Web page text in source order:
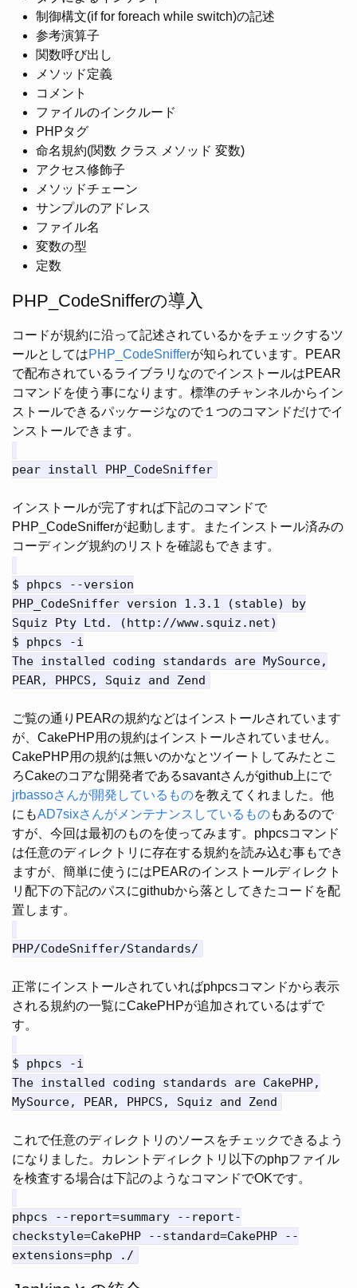
制御構文(if for foreach while switch)の記述
参考演算子
関数呼び出し
メソッド定義
コメント
ファイルのインクルード
PHPタグ
命名規約(関数 クラス メソッド 変数)
アクセス修飾子
メソッドチェーン
サンプルのアドレス
ファイル名
変数の型
定数
PHP_CodeSnifferの導入
コードが規約に沿って記述されているかをチェックするツ
ールとしてはPHP_CodeSnifferが知られています。PEAR
で配布されているライブラリなのでインストールはPEAR
コマンドを使う事になります。標準のチャンネルからイン
ストールできるパッケージなので１つのコマンドだけでイ
ンストールできます。
pear install PHP_CodeSniffer
インストールが完了すれば下記のコマンドで
PHP_CodeSnifferが起動します。またインストール済みの
コーディング規約のリストを確認もできます。
$ phpcs --version
PHP_CodeSniffer version 1.3.1 (stable) by
Squiz Pty Ltd. (http://www.squiz.net)
$ phpcs -i
The installed coding standards are MySource,
PEAR, PHPCS, Squiz and Zend
ご覧の通りPEARの規約などはインストールされています
が、CakePHP用の規約はインストールされていません。
CakePHP用の規約は無いのかなとツイートしてみたとこ
ろCakeのコアな開発者であるsavantさんがgithub上にで
jrbassoさんが開発しているものを教えてくれました。他
にもAD7sixさんがメンテナンスしているものもあるので
すが、今回は最初のものを使ってみます。phpcsコマンド
は任意のディレクトリに存在する規約を読み込む事もでき
ますが、簡単に使うにはPEARのインストールディレクト
リ配下の下記のパスにgithubから落としてきたコードを配
置します。
PHP/CodeSniffer/Standards/
正常にインストールされていればphpcsコマンドから表示
される規約の一覧にCakePHPが追加されているはずで
す。
$ phpcs -i
The installed coding standards are CakePHP,
MySource, PEAR, PHPCS, Squiz and Zend
これで任意のディレクトリのソースをチェックできるよう
になりました。カレントディレクトリ以下のphpファイル
を検査する場合は下記のようなコマンドでOKです。
phpcs --report=summary --report-
checkstyle=CakePHP --standard=CakePHP --
extensions=php ./